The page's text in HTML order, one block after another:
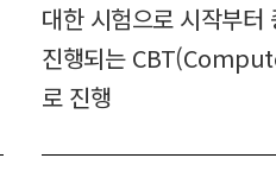
대한 시험으로 시작부
진행되는
로 진행